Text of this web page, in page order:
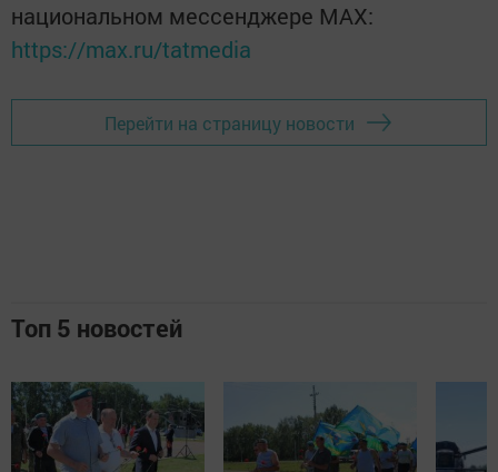
национальном мессенджере MАХ:
https://max.ru/tatmedia
Перейти на страницу новости
Топ 5 новостей